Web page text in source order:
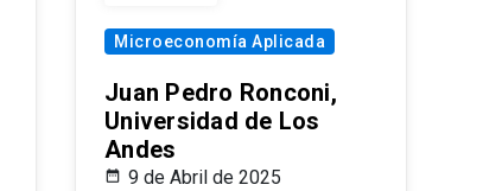
Microeconomía Aplicada
Juan Pedro Ronconi,
Universidad de Los
Andes
9 de Abril de 2025